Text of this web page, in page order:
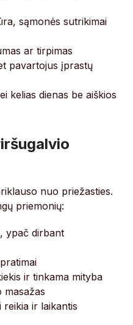
sąmonės sutrikimai
ar tirpimas
pavartojus įprastų
kelias dienas be aiškios
nuo priežasties.
priemonių:
ypač dirbant
ir tinkama mityba
masažas
reikia ir laikantis